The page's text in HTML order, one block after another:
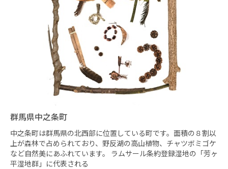
群馬県中之条町
中之条町は群馬県の北西部に位置している町です。面積の８割以
上が森林で占められており、野反湖の高山植物、チャツボミゴケ
など自然美にあふれています。 ラムサール条約登録湿地の「芳ヶ
平湿地群」に代表される